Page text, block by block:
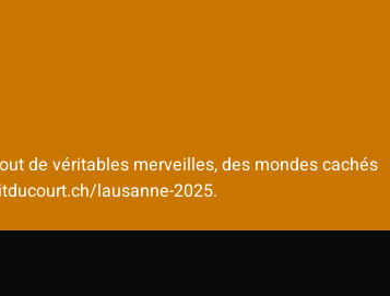
de véritables merveilles, des mondes cachés
lausanne-2025.